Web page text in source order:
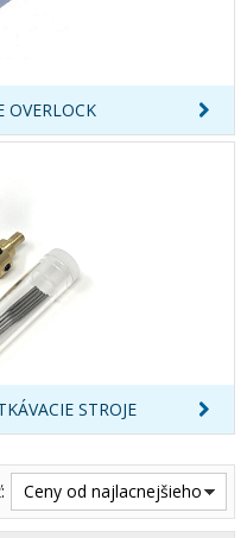
OVERLOCK
STROJE
Ceny od najlacnejšieho